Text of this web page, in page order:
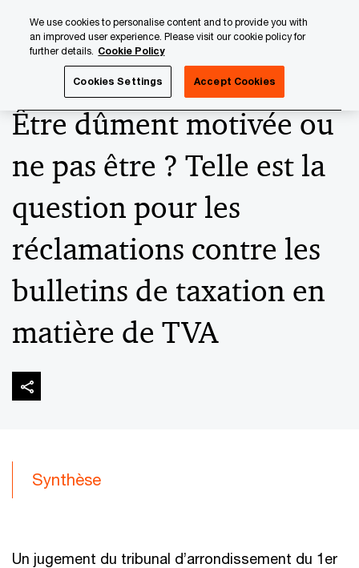
content
footer
Être dûment motivée ou
ne pas être ? Telle est la
question pour les
réclamations contre les
bulletins de taxation en
matière de TVA
Synthèse
Un jugement du tribunal d’arrondissement du 1er
We use cookies to personalise content and to provide you with
an improved user experience. Please visit our cookie policy for
further details. Cookie Policy
Cookies Settings Accept Cookies